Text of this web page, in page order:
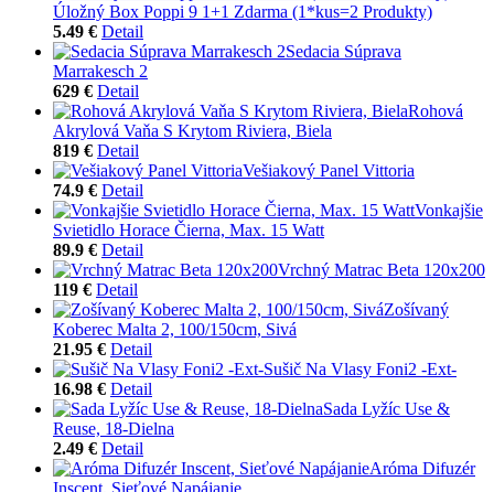
Úložný Box Poppi 9 1+1 Zdarma (1*kus=2 Produkty)
5.49 € Detail
Sedacia Súprava
Marrakesch 2
629 € Detail
Rohová
Akrylová Vaňa S Krytom Riviera, Biela
819 € Detail
Vešiakový Panel Vittoria
74.9 € Detail
Vonkajšie
Svietidlo Horace Čierna, Max. 15 Watt
89.9 € Detail
Vrchný Matrac Beta 120x200
119 € Detail
Zošívaný
Koberec Malta 2, 100/150cm, Sivá
21.95 € Detail
Sušič Na Vlasy Foni2 -Ext-
16.98 € Detail
Sada Lyžíc Use &
Reuse, 18-Dielna
2.49 € Detail
Aróma Difuzér
Inscent, Sieťové Napájanie